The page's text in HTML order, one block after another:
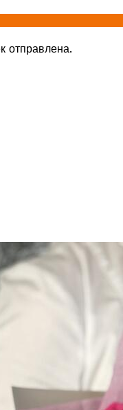
отправлена.